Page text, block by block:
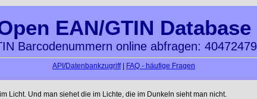
EAN/GTIN Database
Barcodenummern online abfragen:
API/Datenbankzugriff| FAQ - häufige Fragen
Licht. Und man siehet die im Lichte, die im Dunkeln sieht man nicht.